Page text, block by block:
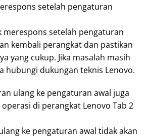
setelah pengaturan
merespons setelah pengaturan
kembali perangkat dan pastikan
yang cukup. Jika masalah masih
hubungi dukungan teknis Lenovo.
ulang ke pengaturan awal juga
di perangkat Lenovo Tab 2
ke pengaturan awal tidak akan